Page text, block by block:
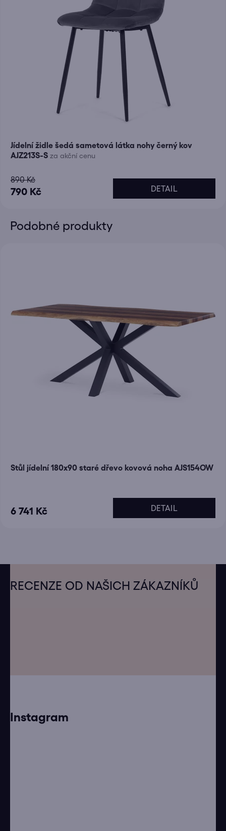
Jídelní židle šedá sametová látka nohy černý kov
AJZ213S-S za akční cenu
790 Kč
890 Kč
DETAIL
Podobné produkty
Stůl jídelní 180x90 staré dřevo kovová noha AJS154OW
6 741 Kč DETAIL
RECENZE OD NAŠICH ZÁKAZNÍKŮ
Instagram